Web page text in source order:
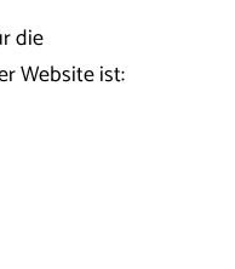
die
Website ist: